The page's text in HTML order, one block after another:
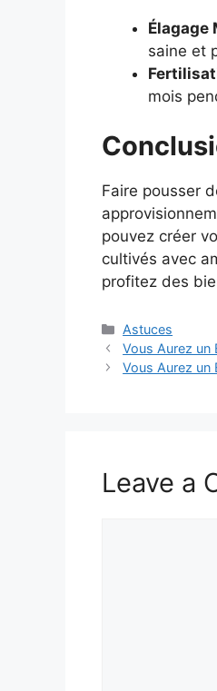
Élagage
saine et
mois
Faire pousser
pouvez créer
cultivés avec
profitez des
Categories
Astuces
Vous Aurez un
Vous Aurez un
Leave a